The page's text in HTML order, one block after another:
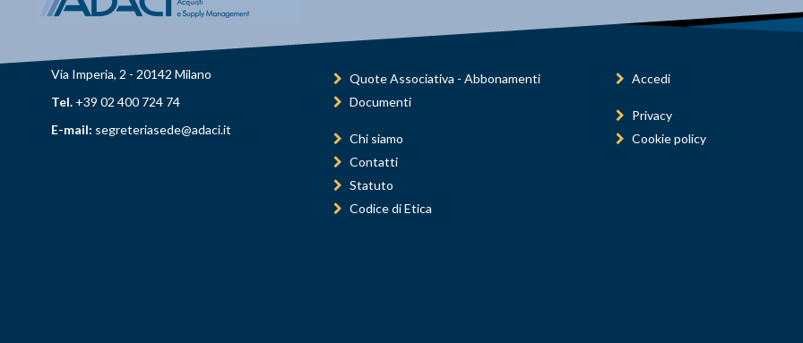
Via Imperia, 2 - 20142 Milano
Tel. +39 02 400 724 74
E-mail: segreteriasede@adaci.it
Quote Associativa - Abbonamenti
Documenti
Chi siamo
Contatti
Statuto
Codice di Etica
Accedi
Privacy
Cookie policy